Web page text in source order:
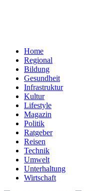
Home
Regional
Bildung
Gesundheit
Infrastruktur
Kultur
Lifestyle
Magazin
Politik
Ratgeber
Reisen
Technik
Umwelt
Unterhaltung
Wirtschaft